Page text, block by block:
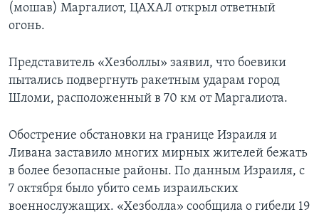
(мошав) Маргалиот, ЦАХАЛ открыл ответный
огонь.
Представитель «Хезболлы» заявил, что боевики
пытались подвергнуть ракетным ударам город
Шломи, расположенный в 70 км от Маргалиота.
Обострение обстановки на границе Израиля и
Ливана заставило многих мирных жителей бежать
в более безопасные районы. По данным Израиля, с
7 октября было убито семь израильских
военнослужащих. «Хезболла» сообщила о гибели 19